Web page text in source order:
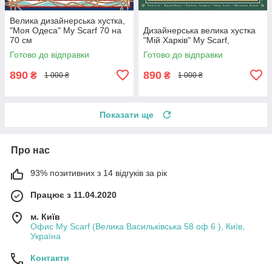
Велика дизайнерська хустка,
"Моя Одеса" My Scarf 70 на
70 см
Готово до відправки
890 ₴ 1 000 ₴
Дизайнерська велика хустка
"Мій Харків" My Scarf,
Готово до відправки
890 ₴ 1 000 ₴
Показати ще
Про нас
93% позитивних з 14 відгуків за рік
Працює з 11.04.2020
м. Київ
Офис My Scarf (Велика Васильківська 58 оф 6 ), Київ,
Україна
Контакти